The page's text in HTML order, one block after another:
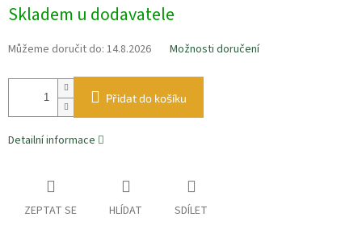
cena:
Skladem u dodavatele
Můžeme doručit do: 14.8.2026 Možnosti doručení
Přidat do košíku
Detailní informace
ZEPTAT SE HLÍDAT SDÍLET